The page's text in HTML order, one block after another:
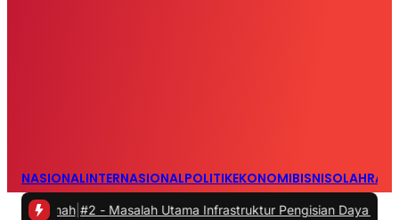
NASIONALINTERNASIONALPOLITIKEKONOMIBISNIS
#2 -Masalah Utama Infrastruktur Pengisian Daya untuk Mobil